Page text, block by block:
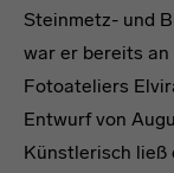
Steinmetz- und
war er bereits
Fotoateliers
Entwurf von
Künstlerisch ließ